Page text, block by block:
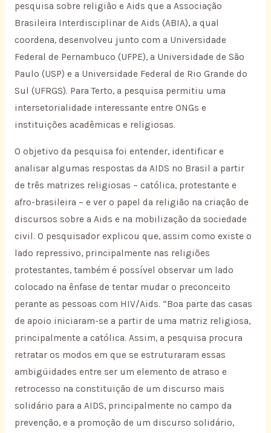
pesquisa sobre religião e Aids que a Associação
Brasileira Interdisciplinar de Aids (ABIA), a qual
coordena, desenvolveu junto com a Universidade
Federal de Pernambuco (UFPE), a Universidade de São
Paulo (USP) e a Universidade Federal de Rio Grande do
Sul (UFRGS). Para Terto, a pesquisa permitiu uma
intersetorialidade interessante entre ONGs e
instituições acadêmicas e religiosas.
O objetivo da pesquisa foi entender, identificar e
analisar algumas respostas da AIDS no Brasil a partir
de três matrizes religiosas – católica, protestante e
afro-brasileira – e ver o papel da religião na criação de
discursos sobre a Aids e na mobilização da sociedade
civil. O pesquisador explicou que, assim como existe o
lado repressivo, principalmente nas religiões
protestantes, também é possível observar um lado
colocado na ênfase de tentar mudar o preconceito
perante as pessoas com HIV/Aids. “Boa parte das casas
de apoio iniciaram-se a partir de uma matriz religiosa,
principalmente a católica. Assim, a pesquisa procura
retratar os modos em que se estruturaram essas
ambigüidades entre ser um elemento de atraso e
retrocesso na constituição de um discurso mais
solidário para a AIDS, principalmente no campo da
prevenção, e a promoção de um discurso solidário,